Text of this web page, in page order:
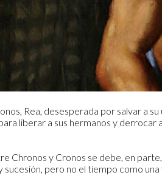
Rea, desesperada por salvar a
liberar a sus hermanos y derrocar
Chronos y Cronos se debe, en
sucesión, pero no el tiempo como